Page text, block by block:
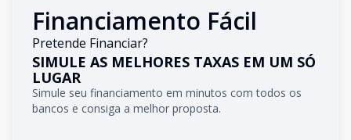
Financiamento Fácil
Pretende Financiar?
SIMULE AS MELHORES TAXAS EM UM SÓ
LUGAR
Simule seu financiamento em minutos com todos os
bancos e consiga a melhor proposta.